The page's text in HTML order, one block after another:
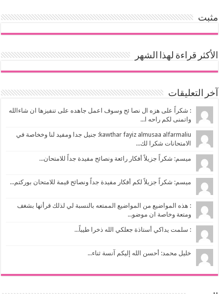
مثبت
الأكثر قراءة لهذا الشهر
آخر التعليقات
: شكراً على هزه ال نصا ئح وسوف اعمل جاهده على تنفيزها ان شاءالله
واتمنى لكم راحه ا...
kawthar fayiz almusaa alfarmaliu: جنيل جدا ومفيد لنا وخخاصة في
الامتحانات شكرا لك...
ميسم: شكراً جزيلاً أفكار رائعة ونصائح مفيدة جداً للامتحان...
ميسم: شكراً جزيلاً لكم أفكار مفيدة جداً ونصائح قيمة للامتحان بوركتم...
: هذه المواضيع من المواضيع الممتعه بالنسبة لي لذلك قرأتها بشغف
ومتعة وخاصة ان موضو...
: سلمت يداكي أستاذة جعلكي الله ذخرا طيباً...
خليل محمد: أحسن الله إليكم آنسة ثناء...